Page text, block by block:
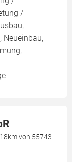
/
Neueinbau,
von 55743